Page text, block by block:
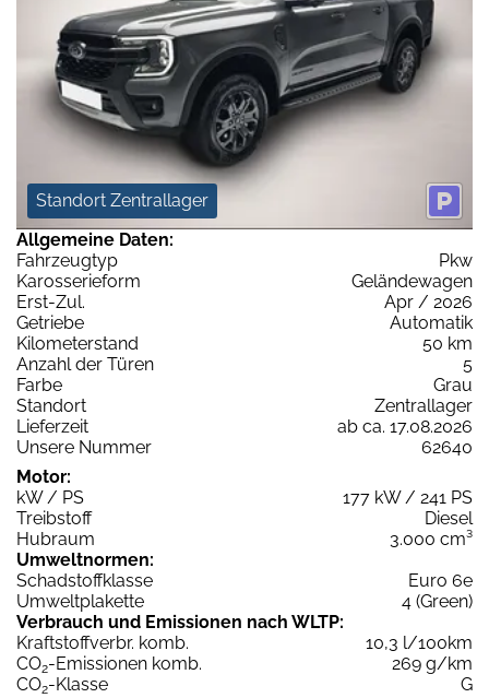
Standort Zentrallager
Allgemeine Daten:
Fahrzeugtyp
Pkw
Karosserieform
Geländewagen
Erst-Zul.
Apr / 2026
Getriebe
Automatik
Kilometerstand
50 km
Anzahl der Türen
5
Farbe
Grau
Standort
Zentrallager
Lieferzeit
ab ca. 17.08.2026
Unsere Nummer
62640
Motor:
kW / PS
177 kW / 241 PS
Treibstoff
Diesel
Hubraum
3.000 cm³
Umweltnormen:
Schadstoffklasse
Euro 6e
Umweltplakette
4 (Green)
Verbrauch und Emissionen nach WLTP:
Kraftstoffverbr. komb.
10,3 l/100km
CO2-Emissionen komb.
269 g/km
CO2-Klasse
G